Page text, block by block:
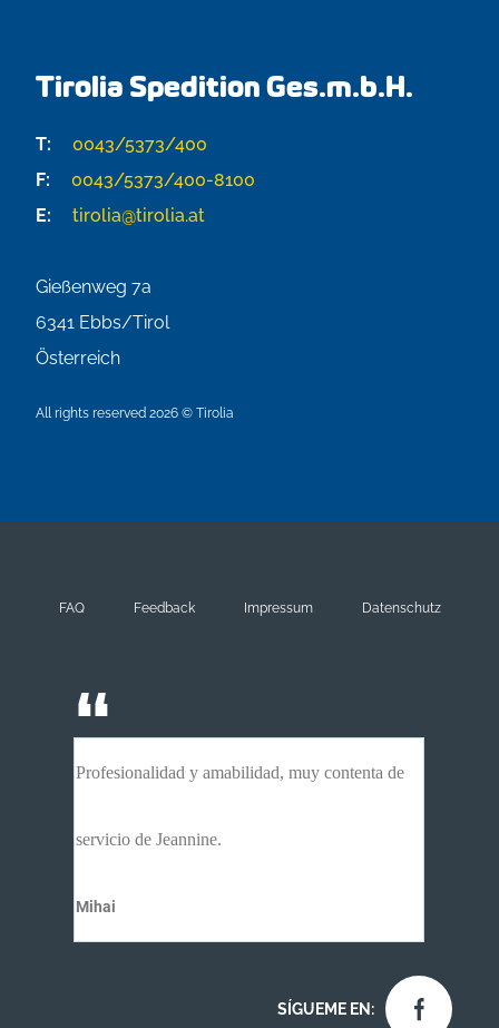
Tirolia Spedition Ges.m.b.H.
T:
0043/5373/400
F:
0043/5373/400-8100
E:
tirolia@tirolia.at
Gießenweg 7a
6341 Ebbs/Tirol
Österreich
All rights reserved 2026 © Tirolia
FAQ Feedback Impressum Datenschutz
Profesionalidad y amabilidad, muy contenta de
servicio de Jeannine.
Mihai
SÍGUEME EN: